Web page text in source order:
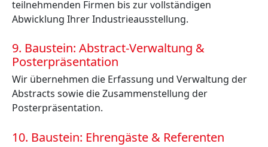
teilnehmenden Firmen bis zur vollständigen
Abwicklung Ihrer Industrieausstellung.
9. Baustein: Abstract-Verwaltung &
Posterpräsentation
Wir übernehmen die Erfassung und Verwaltung der
Abstracts sowie die Zusammenstellung der
Posterpräsentation.
10. Baustein: Ehrengäste & Referenten